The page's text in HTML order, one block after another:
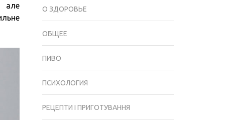
АРТРОЗ
але
О ЗДОРОВЬЕ
ОБЩЕЕ
ПИВО
ПСИХОЛОГИЯ
РЕЦЕПТИ І ПРИГОТУВАННЯ